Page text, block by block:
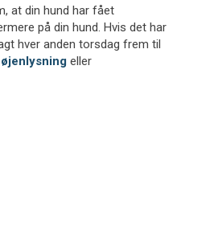
at din hund har fået
på din hund. Hvis det har
hver anden torsdag frem til
øjenlysningeller